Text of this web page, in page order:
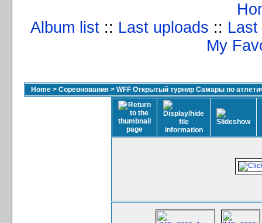
Album list :: Last uploads ::
My
Home > Соревнования > WFF Открытый турнир Самары по